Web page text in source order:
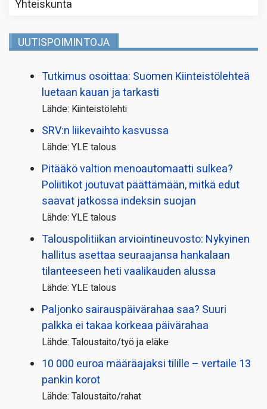
Yhteiskunta
UUTISPOIMINTOJA
Tutkimus osoittaa: Suomen Kiinteistölehteä
luetaan kauan ja tarkasti
Lähde: Kiinteistölehti
SRV:n liikevaihto kasvussa
Lähde: YLE talous
Pitääkö valtion menoautomaatti sulkea?
Poliitikot joutuvat päättämään, mitkä edut
saavat jatkossa indeksin suojan
Lähde: YLE talous
Talous­politiikan arviointi­neuvosto: Nykyinen
hallitus asettaa seuraajansa hankalaan
tilanteeseen heti vaalikauden alussa
Lähde: YLE talous
Paljonko sairauspäivä­rahaa saa? Suuri
palkka ei takaa korkeaa päivärahaa
Lähde: Taloustaito/työ ja eläke
10 000 euroa määräajaksi tilille – vertaile 13
pankin korot
Lähde: Taloustaito/rahat